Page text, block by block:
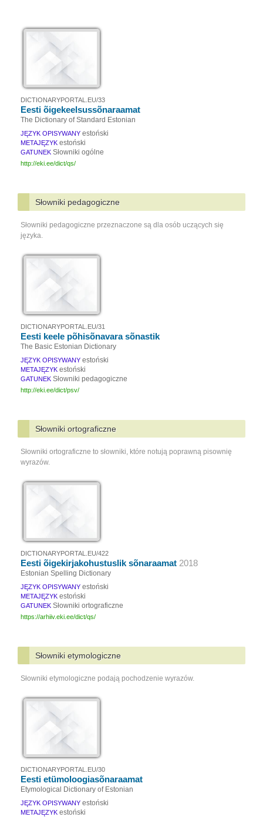
DICTIONARYPORTAL.EU/33
Eesti õigekeelsussõnaraamat
The Dictionary of Standard Estonian
JĘZYK OPISYWANY estoński
METAJĘZYK estoński
GATUNEK Słowniki ogólne
http://eki.ee/dict/qs/
Słowniki pedagogiczne
Słowniki pedagogiczne przeznaczone są dla osób uczących się
języka.
DICTIONARYPORTAL.EU/31
Eesti keele põhisõnavara sõnastik
The Basic Estonian Dictionary
JĘZYK OPISYWANY estoński
METAJĘZYK estoński
GATUNEK Słowniki pedagogiczne
http://eki.ee/dict/psv/
Słowniki ortograficzne
Słowniki ortograficzne to słowniki, które notują poprawną pisownię
wyrazów.
DICTIONARYPORTAL.EU/422
Eesti õigekirjakohustuslik sõnaraamat 2018
Estonian Spelling Dictionary
JĘZYK OPISYWANY estoński
METAJĘZYK estoński
GATUNEK Słowniki ortograficzne
https://arhiiv.eki.ee/dict/qs/
Słowniki etymologiczne
Słowniki etymologiczne podają pochodzenie wyrazów.
DICTIONARYPORTAL.EU/30
Eesti etümoloogiasõnaraamat
Etymological Dictionary of Estonian
JĘZYK OPISYWANY estoński
METAJĘZYK estoński